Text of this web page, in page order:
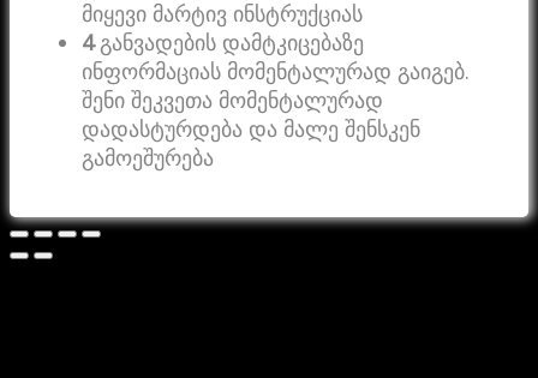
მიყევი მარტივ ინსტრუქციას
4განვადების დამტკიცებაზე
ინფორმაციას მომენტალურად გაიგებ.
შენი შეკვეთა მომენტალურად
დადასტურდება და მალე შენსკენ
გამოეშურება